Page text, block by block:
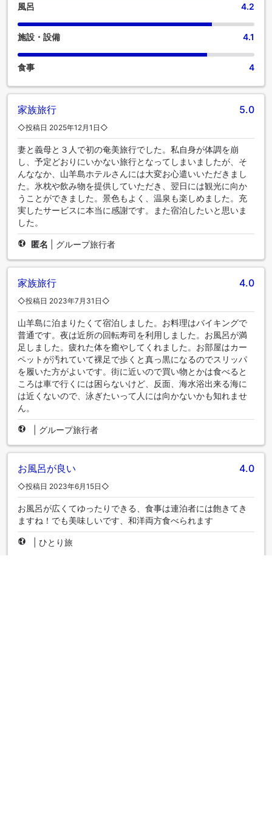
風呂 4.2
施設・設備 4.1
食事 4
家族旅行 5.0
◇投稿日 2025年12月1日◇
妻と義母と３人で初の奄美旅行でした。私自身が体調を崩
し、予定どおりにいかない旅行となってしまいましたが、そ
んななか、山羊島ホテルさんには大変お心遣いいただきまし
た。氷枕や飲み物を提供していただき、翌日には観光に向か
うことができました。景色もよく、温泉も楽しめました。充
実したサービスに本当に感謝です。また宿泊したいと思いま
した。
匿名 グループ旅行者
家族旅行 4.0
◇投稿日 2023年7月31日◇
山羊島に泊まりたくて宿泊しました。お料理はバイキングで
普通です。夜は近所の回転寿司を利用しました。お風呂が満
足しました。疲れた体を癒やしてくれました。お部屋はカー
ペットが汚れていて裸足で歩くと真っ黒になるのでスリッパ
を履いた方がよいです。街に近いので買い物とかは食べると
ころは車で行くには困らないけど、反面、海水浴出来る海に
は近くないので、泳ぎたいって人には向かないかも知れませ
ん。
グループ旅行者
お風呂が良い 4.0
◇投稿日 2023年6月15日◇
お風呂が広くてゆったりできる、食事は連泊者には飽きてき
ますね！でも美味しいです、和洋両方食べられます
ひとり旅